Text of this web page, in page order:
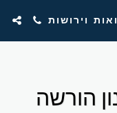
וירושות
הורשה